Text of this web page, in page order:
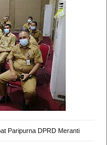
Paripurna DPRD Meranti